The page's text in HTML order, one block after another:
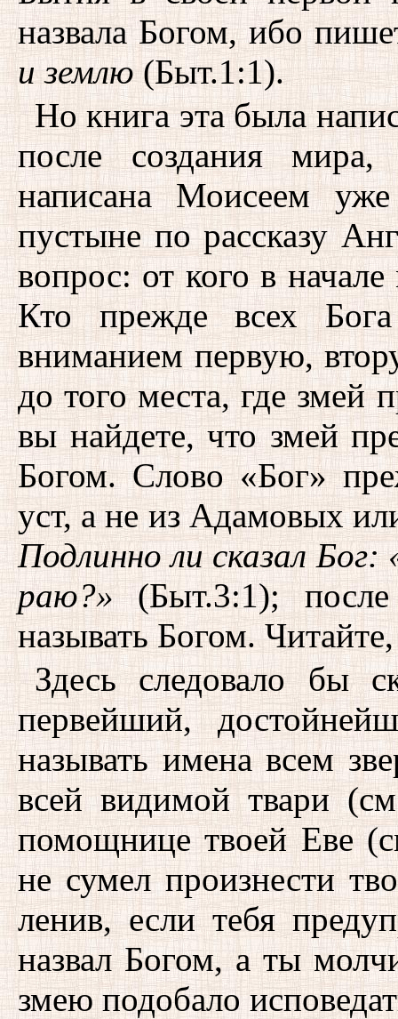
назвала Богом, ибо
и землю(Быт.1:1).
Но книга эта была
после создания
написана Моисеем
пустыне по рассказу
вопрос: от кого в
Кто прежде всех
вниманием первую,
до того места, где змей
вы найдете, что змей
Богом. Слово «Бог»
уст, а не из Адамовых
Подлинно ли сказал
раю?»(Быт.3:1);
называть Богом.
Здесь следовало бы
первейший,
называть имена всем
всей видимой твари
помощнице твоей Еве
не сумел произнести
ленив, если тебя
назвал Богом, а ты
змею подобало